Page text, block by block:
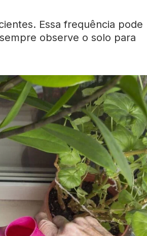
Essa frequência pode
observe o solo para